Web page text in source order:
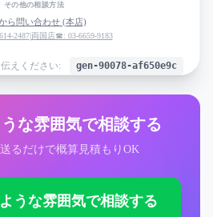
その他の相談方法
ら問い合わせ (本店)
2487|両国店☎: 03-6659-9183
えください: gen-90078-af650e9c
な雰囲気で相談する
るだけで概算見積もりOK
うな雰囲気で相談する